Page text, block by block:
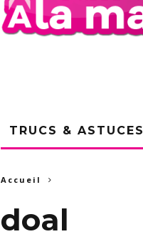
TRUCS & ASTUCES
Accueil
doal